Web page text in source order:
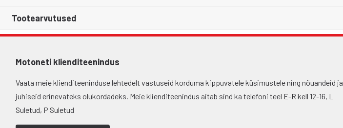
Tootearvutused
Motoneti klienditeenindus
Vaata meie klienditeeninduse lehtedelt vastuseid korduma kippuvatele küsimustele ning nõuandeid ja
juhiseid erinevateks olukordadeks. Meie klienditeenindus aitab sind ka telefoni teel E-R kell 12-16, L
Suletud, P Suletud